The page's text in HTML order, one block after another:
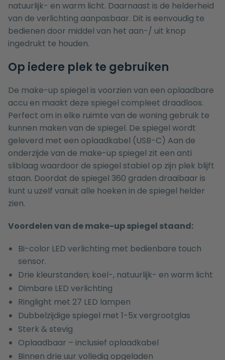
natuurlijk- en warm licht. Daarnaast is de helderheid
van de verlichting aanpasbaar. Dit is eenvoudig te
bedienen door middel van het aan-/ uit knop
ingedrukt te houden.
Op iedere plek te gebruiken
De make-up spiegel is voorzien van een oplaadbare
accu en maakt deze spiegel compleet draadloos.
Perfect om in elke ruimte van de woning gebruik te
kunnen maken van de spiegel. De spiegel wordt
geleverd met een oplaadkabel (USB-C) Aan de
onderzijde van de make-up spiegel zit een anti
sliblaag waardoor de spiegel stabiel op zijn plek blijft
staan. Doordat de spiegel 360 graden draaibaar is
kunt u uzelf vanuit alle hoeken in de spiegel helder
zien.
Voordelen van de make-up spiegel staand:
Bi-color LED verlichting met bedienbare touch
sensor.
Drie kleurstanden; koel-, natuurlijk- en warm licht
Dimbare LED verlichting
Ringlight met 27 LED lampen
Dubbelzijdige spiegel met 1-5x vergrootglas
Sterk & stevig
Oplaadbaar – inclusief oplaadkabel
Binnen drie uur volledig opgeladen